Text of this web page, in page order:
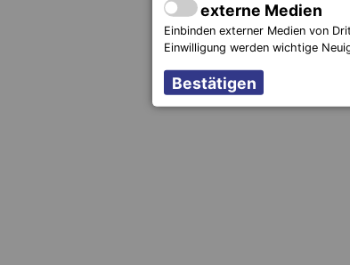
externe Medien
Einbinden externer Medien von
Einwilligung werden wichtige